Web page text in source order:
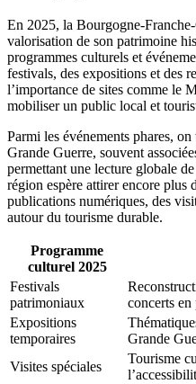
En 2025, la Bourgogne-
valorisation de son patrimoine
programmes culturels et
festivals, des expositions et des
l’importance de sites comme le
mobiliser un public local et
Parmi les événements phares,
Grande Guerre, souvent
permettant une lecture globale
région espère attirer encore plus
publications numériques, des
autour du tourisme durable.
Programme
culturel 2025
Festivals
patrimoniaux
concerts
Expositions
temporaires
Grande
Visites spéciales
Tourisme